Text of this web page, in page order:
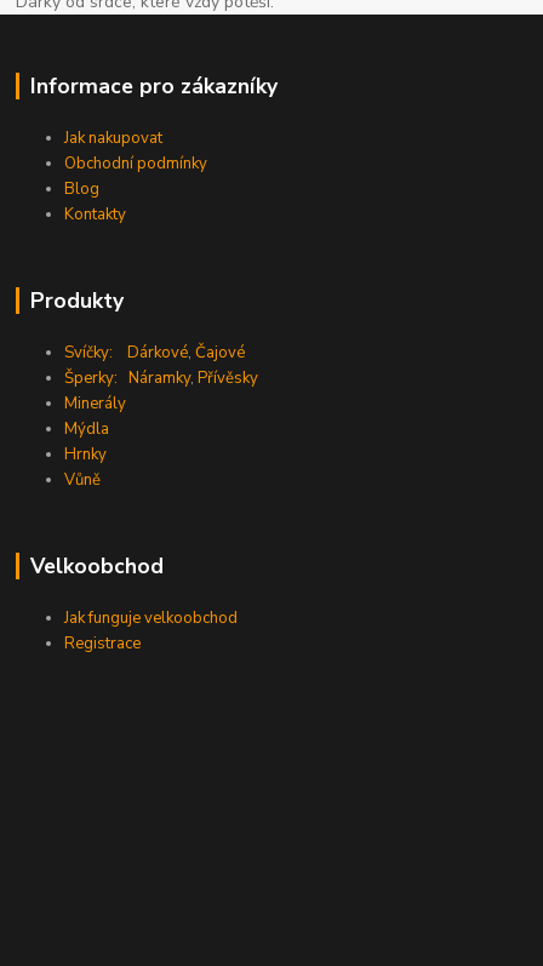
Informace pro zákazníky
Jak nakupovat
Obchodní podmínky
Blog
Kontakty
Produkty
Svíčky: Dárkové,Čajové
Šperky: Náramky,Přívěsky
Minerály
Mýdla
Hrnky
Vůně
Velkoobchod
Jak funguje velkoobchod
Registrace